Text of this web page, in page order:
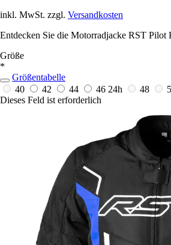
inkl. MwSt. zzgl. Versandkosten
Entdecken Sie die Motorradjacke RST
Größe
*
Größentabelle
40
42 44 46 24h 48
Dieses Feld ist erforderlich